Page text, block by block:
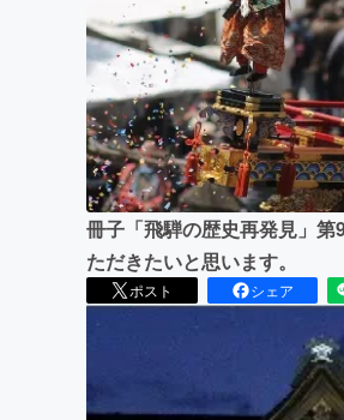
冊子「飛騨の歴史再発見」
ただきたいと思います。
ポスト シェア